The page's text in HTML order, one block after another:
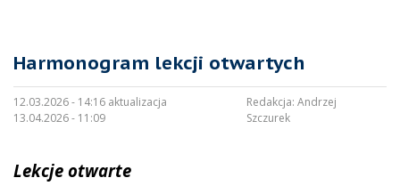
Harmonogram lekcji otwartych
12.03.2026 - 14:16 aktualizacja
13.04.2026 - 11:09
Redakcja: Andrzej
Szczurek
Lekcje otwarte